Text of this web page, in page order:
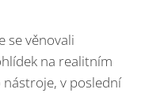
se věnovali
na realitním
v poslední